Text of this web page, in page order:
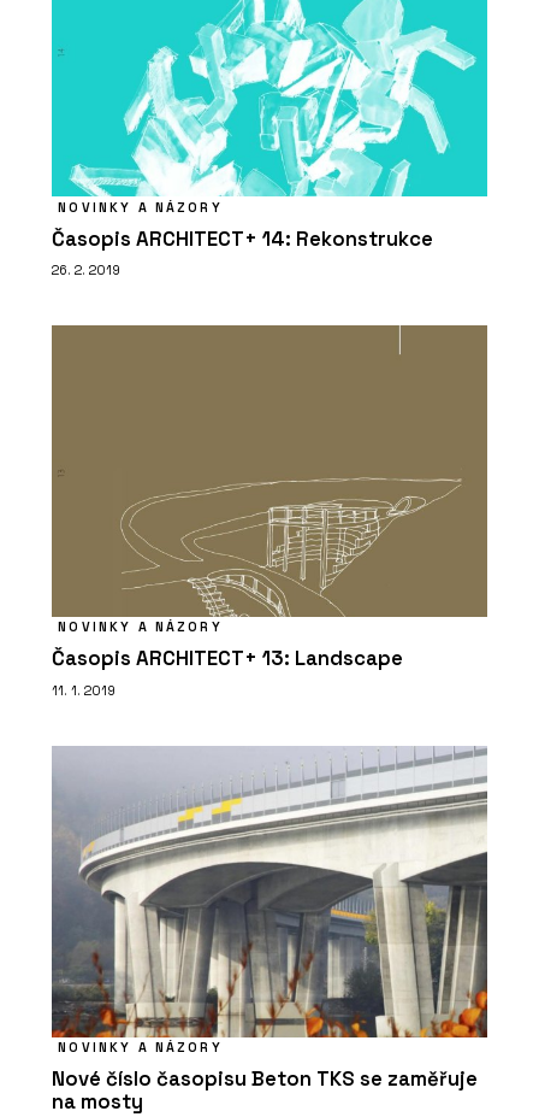
NOVINKY A NÁZORY
Časopis ARCHITECT+ 14: Rekonstrukce
26. 2. 2019
NOVINKY A NÁZORY
Časopis ARCHITECT+ 13: Landscape
11. 1. 2019
NOVINKY A NÁZORY
Nové číslo časopisu Beton TKS se zaměřuje
na mosty